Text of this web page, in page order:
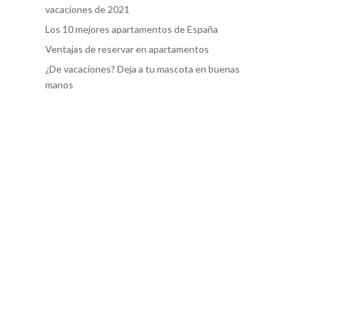
vacaciones de 2021
Los 10 mejores apartamentos de España
Ventajas de reservar en apartamentos
¿De vacaciones? Deja a tu mascota en buenas
manos